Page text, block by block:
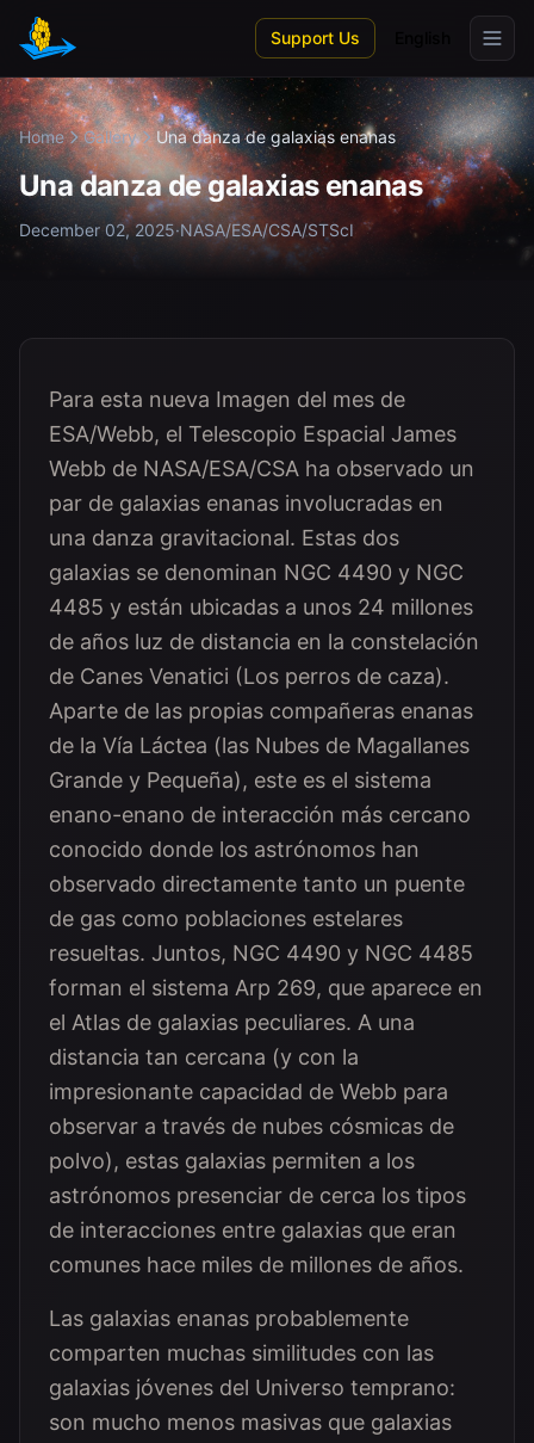
Skip to main content
Support Us
Home Gallery Una danza de galaxias enanas
Una danza de galaxias enanas
December 02, 2025·NASA/ESA/CSA/STScI
Para esta nueva Imagen del mes de
ESA/Webb, el Telescopio Espacial James
Webb de NASA/ESA/CSA ha observado un
par de galaxias enanas involucradas en
una danza gravitacional. Estas dos
galaxias se denominan NGC 4490 y NGC
4485 y están ubicadas a unos 24 millones
de años luz de distancia en la constelación
de Canes Venatici (Los perros de caza).
Aparte de las propias compañeras enanas
de la Vía Láctea (las Nubes de Magallanes
Grande y Pequeña), este es el sistema
enano-enano de interacción más cercano
conocido donde los astrónomos han
observado directamente tanto un puente
de gas como poblaciones estelares
resueltas. Juntos, NGC 4490 y NGC 4485
forman el sistema Arp 269, que aparece en
el Atlas de galaxias peculiares. A una
distancia tan cercana (y con la
impresionante capacidad de Webb para
observar a través de nubes cósmicas de
polvo), estas galaxias permiten a los
astrónomos presenciar de cerca los tipos
de interacciones entre galaxias que eran
comunes hace miles de millones de años.
Las galaxias enanas probablemente
comparten muchas similitudes con las
galaxias jóvenes del Universo temprano:
son mucho menos masivas que galaxias